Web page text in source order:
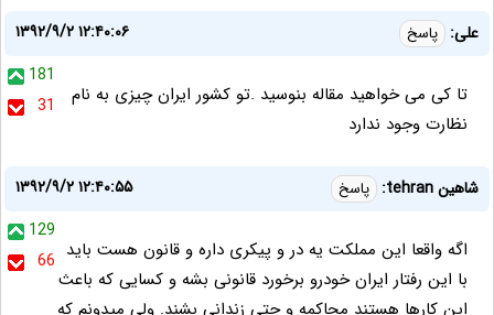
علی: پاسخ
۱۳۹۲/۹/۲ ۱۲:۴۰:۰۶
181
31
تا کی می خواهید مقاله بنوسید .تو کشور ایران چیزی به نام
نظارت وجود ندارد
شاهین tehran: پاسخ
۱۳۹۲/۹/۲ ۱۲:۴۰:۵۵
129
66 اگه واقعا این مملکت یه در و پیکری داره و قانون هست باید
با این رفتار ایران خودرو برخورد قانونی بشه و کسایی که باعث
این کارها هستند محاکمه و حتی زندانی بشند. ولی میدونم که